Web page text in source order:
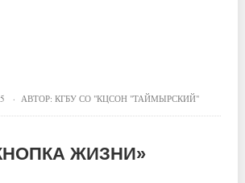
· АВТОР: КГБУ СО "КЦСОН "ТАЙМЫРСКИЙ"
ЖИЗНИ»